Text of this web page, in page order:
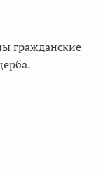
гражданские